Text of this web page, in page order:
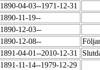
1890-04-03--1971-12-31
1890-11-19--
1890-12-03--
1890-12-08--
1891-04-01--2010-12-31
1891-11-14--1979-12-29